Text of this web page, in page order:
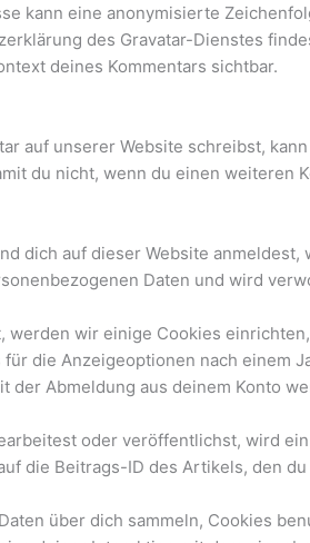
kann eine anonymisierte
des Gravatar-Dienstes
deines Kommentars sichtbar.
auf unserer Website schreibst,
du nicht, wenn du einen weiteren
dich auf dieser Website
Daten und wird
werden wir einige Cookies
die Anzeigeoptionen nach einem
der Abmeldung aus deinem Konto
oder veröffentlichst, wird
die Beitrags-ID des Artikels, den
über dich sammeln, Cookies